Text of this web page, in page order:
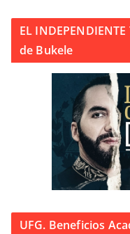
EL
de Bukele
UFG. Beneficios